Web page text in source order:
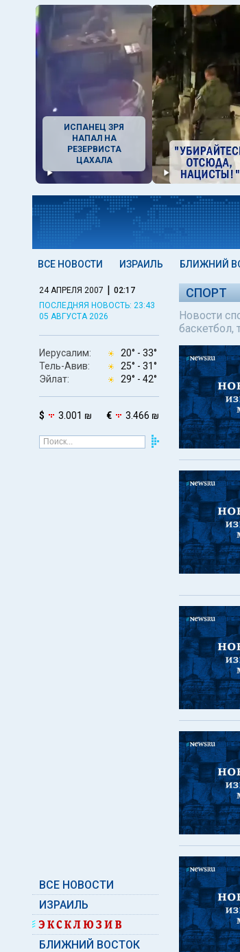
ИСПАНЕЦ ЗРЯ
НАПАЛ НА
РЕЗЕРВИСТА
ЦАХАЛА
ВСЕ НОВОСТИ ИЗРАИЛЬ БЛИЖНИЙ
24 АПРЕЛЯ 2007 | 02:17
ПОСЛЕДНЯЯ НОВОСТЬ: 23:43
05 АВГУСТА 2026
Иерусалим: 20° - 33°
Тель-Авив:
25° - 31°
Эйлат:
29° - 42°
$ 3.001 ₪ € 3.466 ₪
ВСЕ НОВОСТИ
ИЗРАИЛЬ
БЛИЖНИЙ ВОСТОК
СПОРТ
Новости
баскетбол,